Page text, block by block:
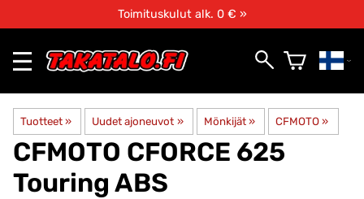
Toimituskulut alk. 0 € »
Tuotteet ‪» Uudet ajoneuvot ‪» Mönkijät ‪» CFMOTO ‪»
CFMOTO CFORCE 625
Touring ABS